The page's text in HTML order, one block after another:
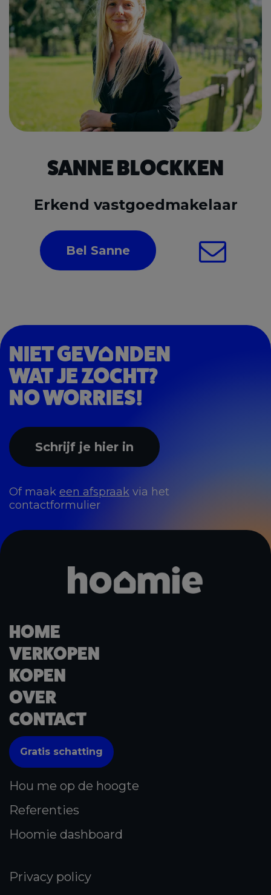
SANNE BLOCKKEN
Erkend vastgoedmakelaar
Bel Sanne
NIET GEV
NDEN
WAT JE ZOCHT?
NO WORRIES!
Of maak een afspraak via het
contactformulier
Schrijf je hier in
HOME
VERKOPEN
KOPEN
OVER
CONTACT
Gratis schatting
Hou me op de hoogte
Referenties
Hoomie dashboard
Privacy policy